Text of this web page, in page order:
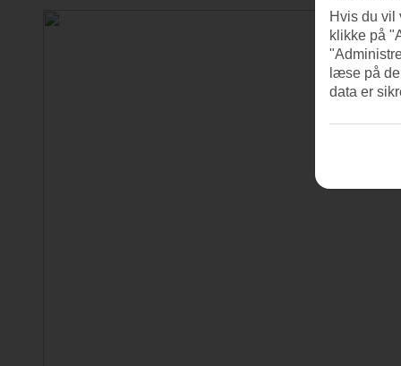
Hvis du vil
klikke på
læse på
data er